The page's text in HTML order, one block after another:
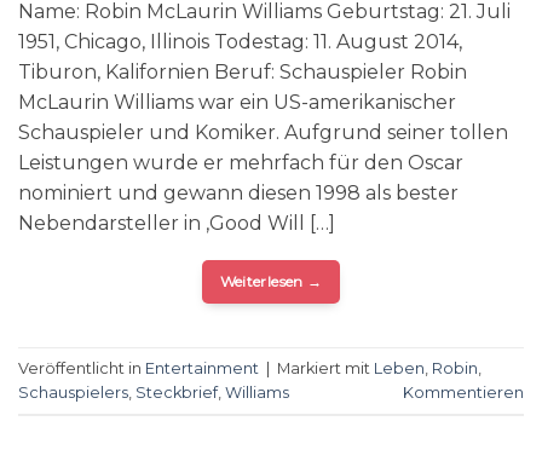
Name: Robin McLaurin Williams Geburtstag: 21. Juli
1951, Chicago, Illinois Todestag: 11. August 2014,
Tiburon, Kalifornien Beruf: Schauspieler Robin
McLaurin Williams war ein US-amerikanischer
Schauspieler und Komiker. Aufgrund seiner tollen
Leistungen wurde er mehrfach für den Oscar
nominiert und gewann diesen 1998 als bester
Nebendarsteller in ‚Good Will […]
Weiterlesen →
Veröffentlicht in Entertainment | Markiert mit Leben Robin
Schauspielers Steckbrief, Williams Kommentieren